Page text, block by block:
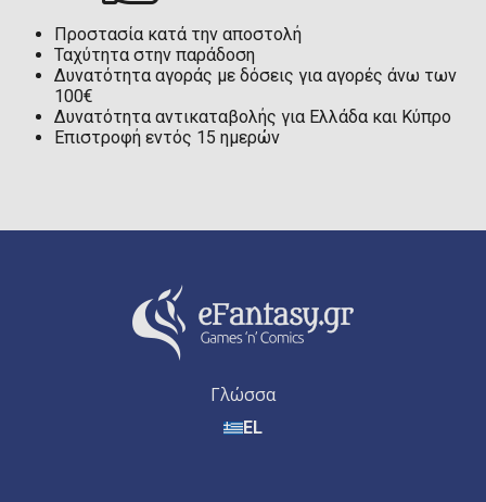
Προστασία κατά την αποστολή
Ταχύτητα στην παράδοση
Δυνατότητα αγοράς με δόσεις για αγορές άνω των
100€
Δυνατότητα αντικαταβολής για Ελλάδα και Κύπρο
Επιστροφή εντός 15 ημερών
Γλώσσα
EL